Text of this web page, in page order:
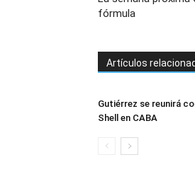
fórmula
Artículos
Gutiérrez se reunirá
Shell en CABA